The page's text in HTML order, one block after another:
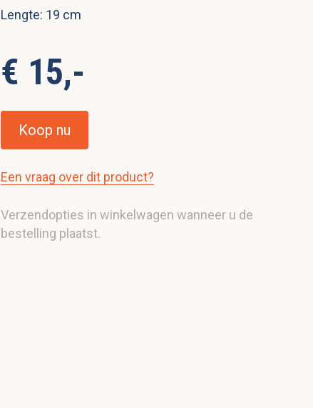
Lengte: 19 cm
€ 15,-
Koop nu
Een vraag over dit product?
Verzendopties in winkelwagen wanneer u de
bestelling plaatst.